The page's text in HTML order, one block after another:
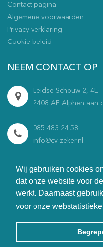
Wij gebruiken cookies
dat onze website voor
werkt. Daarnaast
voor onze
Contact pagina
Algemene voorwaarden
Privacy verklaring
Cookie beleid
NEEM CONTACT OP
Leidse Schouw 2, 4E
2408 AE Alphen aan
085 483 24 58
info@cv-zeker.nl
Maandag t/m vrijdag
09:00 - 17:00